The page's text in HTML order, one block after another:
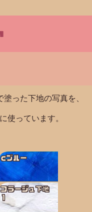
った下地の写真を、
使っています。
cブルー
コラージュ下地
１